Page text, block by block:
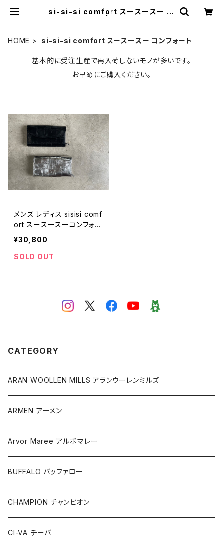
si-si-si comfort スースースー コ
HOME si-si-si comfort スースースー コンフォート
基本的に受注生産で再入荷しないモノが多いです。
お早めにご購入ください。
メンズ レディス sisisi comf
ort スースースーコンフォー
ト LONG WALLET ¥3080
0(税込)
¥30,800
SOLD OUT
CATEGORY
ARAN WOOLLEN MILLS アランウーレンミルズ
ARMEN アーメン
Arvor Maree アルボマレー
BUFFALO バッファロー
CHAMPION チャンピオン
CI-VA チーバ